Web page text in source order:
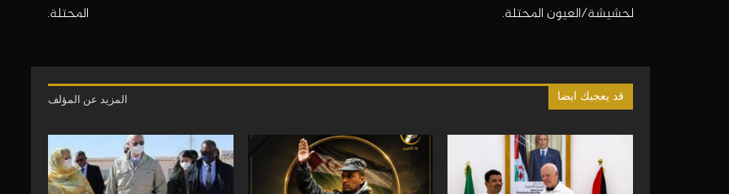
لحشيشة/العيون المحتلة.
المحتلة.
قد يعجبك ايضا المزيد عن المؤلف